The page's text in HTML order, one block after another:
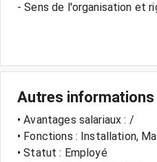
- Sens de l'organisation et
Autres informations
• Avantages salariaux : /
• Fonctions : Installation,
• Statut : Employé